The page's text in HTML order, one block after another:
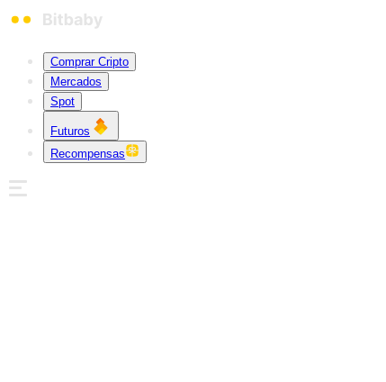
Comprar Cripto
Mercados
Spot
Futuros
Recompensas